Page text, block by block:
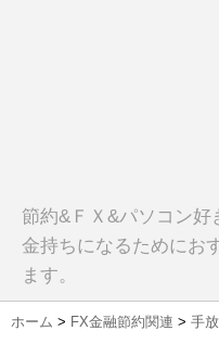
節約&ＦＸ&パソコン
金持ちになるためにお
ます。
ホーム > FX金融節約関連 > 手